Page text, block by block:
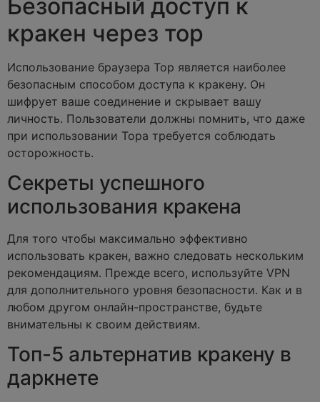
Безопасный доступ к
кракен через тор
Использование браузера Тор является наиболее
безопасным способом доступа к кракену. Он
шифрует ваше соединение и скрывает вашу
личность. Пользователи должны помнить, что даже
при использовании Тора требуется соблюдать
осторожность.
Секреты успешного
использования кракена
Для того чтобы максимально эффективно
использовать кракен, важно следовать нескольким
рекомендациям. Прежде всего, используйте VPN
для дополнительного уровня безопасности. Как и в
любом другом онлайн-пространстве, будьте
внимательны к своим действиям.
Топ-5 альтернатив кракену в
даркнете